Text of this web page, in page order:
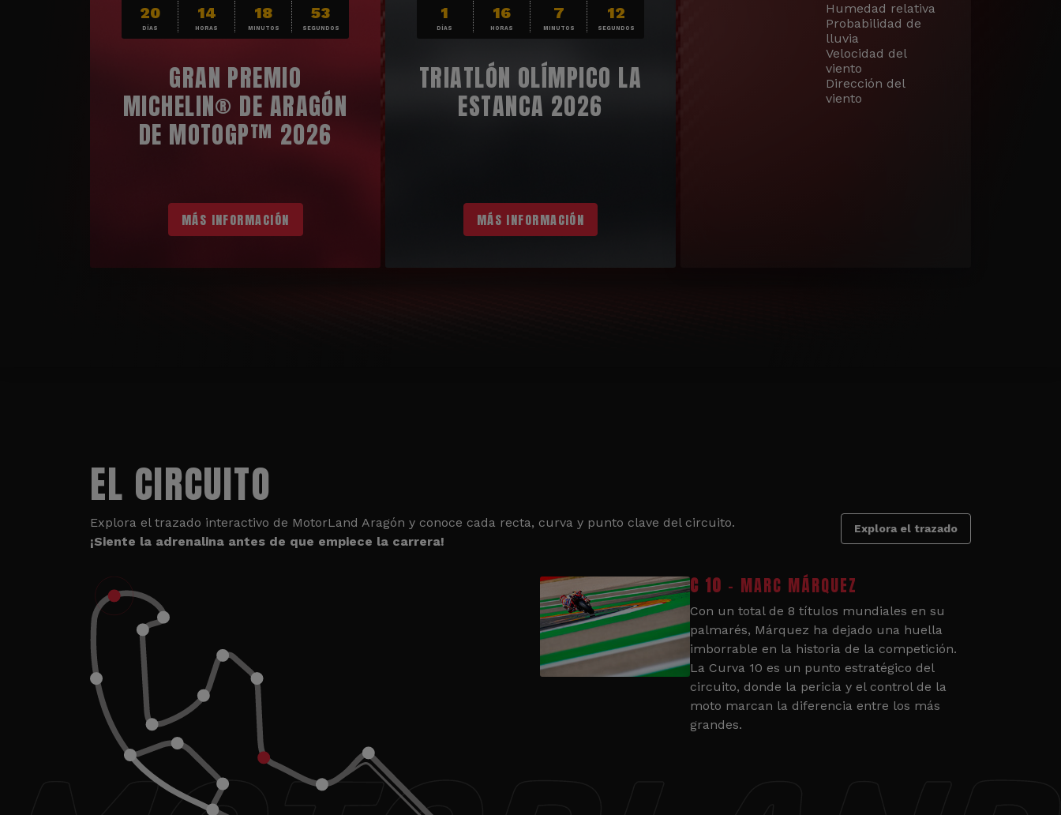
20
DÍAS
14
HORAS
18
MINUTOS
51
SEGUNDOS
GRAN PREMIO
MICHELIN® DE ARAGÓN
DE MOTOGP™ 2026
MÁS INFORMACIÓN
1
DÍAS
16
HORAS
7
MINUTOS
10
SEGUNDOS
TRIATLÓN OLÍMPICO LA
ESTANCA 2026
MÁS INFORMACIÓN
Humedad relativa
Probabilidad de
lluvia
Velocidad del
viento
Dirección del
viento
EL CIRCUITO
Explora el trazado interactivo de MotorLand Aragón y conoce cada recta, curva y punto clave del circuito.
¡Siente la adrenalina antes de que empiece la carrera!
Explora el trazado
C 10 - MARC MÁRQUEZ
Con un total de 8 títulos mundiales en su
palmarés, Márquez ha dejado una huella
imborrable en la historia de la competición.
La Curva 10 es un punto estratégico del
circuito, donde la pericia y el control de la
moto marcan la diferencia entre los más
grandes.